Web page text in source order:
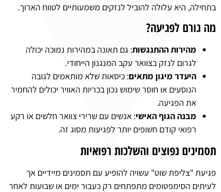
בתחילה, היא עלולה להוביל לנזקים משמעותיים לטווח הארוך.
מה גורם לפגיעה?
מהירות ההתנגשות: גם תאונה במהירות נמוכה יכולה
לגרום לנזק בצוואר עקב המנגנון הייחודי.
היעדר מיגון מתאים: כיסאות שלא מותאמים לגובה
הנוסעים או חוסר שימוש נכון בכריות האוויר יכולים להחמיר
את הפגיעה.
מבנה הגוף האישי: אנשים עם שרירי צוואר חלשים או רקע
רפואי קודם חשופים יותר לפגיעות מסוג זה.
תסמינים נפוצים והשלכות רפואיות
פגיעת "צליפת שוט" עשויה להופיע עם תסמינים מיידיים אך
לעיתים הסימפטומים מתפתחים רק כעבור ימים או שבועות לאחר